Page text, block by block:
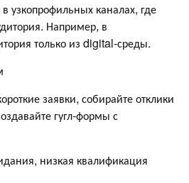
узкопрофильных каналах, где
Например, в
только из digital-среды.
заявки, собирайте отклики
гугл-формы с
низкая квалификация